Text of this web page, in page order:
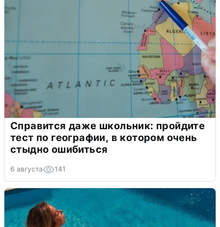
Справится даже школьник: пройдите
тест по географии, в котором очень
стыдно ошибиться
6 августа 141